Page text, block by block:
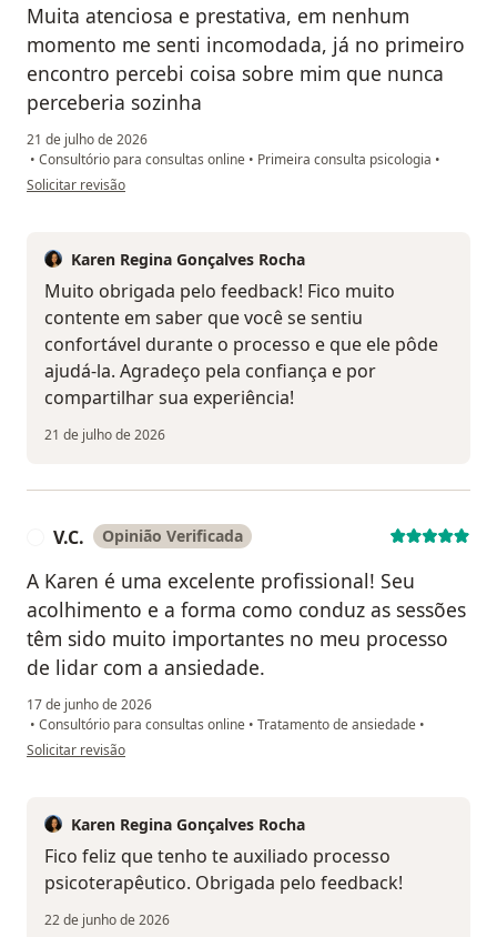
Muita atenciosa e prestativa, em nenhum
momento me senti incomodada, já no primeiro
encontro percebi coisa sobre mim que nunca
perceberia sozinha
21 de julho de 2026
• Consultório para consultas online • Primeira consulta psicologia •
na opinião do utilizador A.S.
Solicitar revisão
Karen Regina Gonçalves Rocha
Muito obrigada pelo feedback! Fico muito
contente em saber que você se sentiu
confortável durante o processo e que ele pôde
ajudá-la. Agradeço pela confiança e por
compartilhar sua experiência!
21 de julho de 2026
V.C. Opinião Verificada
A Karen é uma excelente profissional! Seu
acolhimento e a forma como conduz as sessões
têm sido muito importantes no meu processo
de lidar com a ansiedade.
17 de junho de 2026
• Consultório para consultas online • Tratamento de ansiedade •
na opinião do utilizador V.C.
Solicitar revisão
Karen Regina Gonçalves Rocha
Fico feliz que tenho te auxiliado processo
psicoterapêutico. Obrigada pelo feedback!
22 de junho de 2026